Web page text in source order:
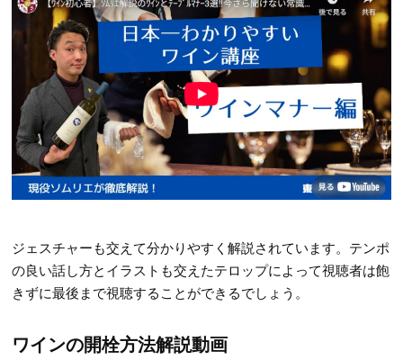
ジェスチャーも交えて分かりやすく解説されています。テンポ
の良い話し方とイラストも交えたテロップによって視聴者は飽
きずに最後まで視聴することができるでしょう。
ワインの開栓方法解説動画